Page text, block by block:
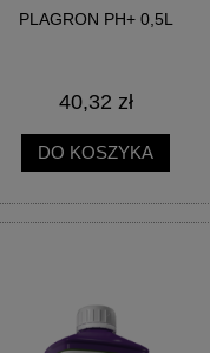
PLAGRON PH+ 0,5L
40,32 zł
DO KOSZYKA